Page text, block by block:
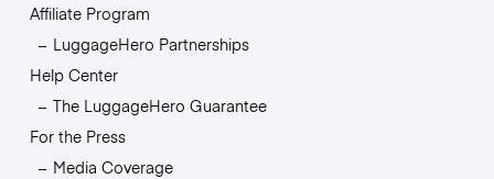
Affiliate Program
LuggageHero Partnerships
Help Center
The LuggageHero Guarantee
For the Press
Media Coverage